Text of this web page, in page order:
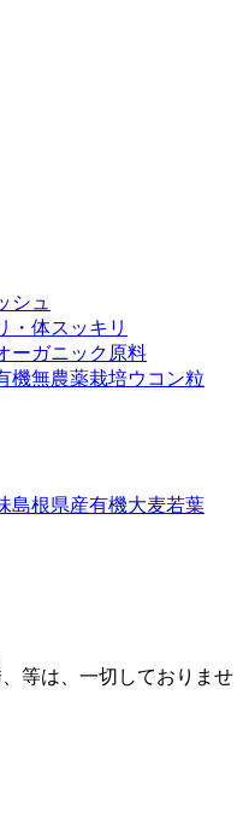
等は、一切しておりませ